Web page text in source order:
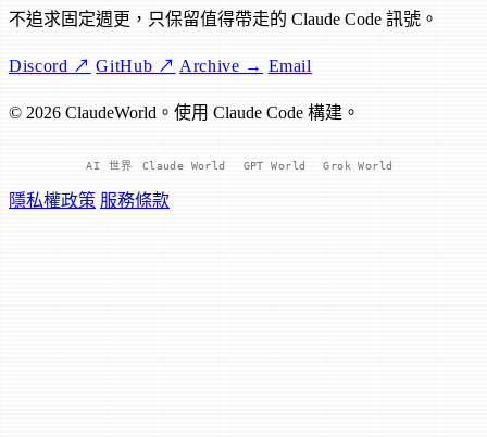
不追求固定週更，只保留值得帶走的 Claude Code 訊號。
Discord ↗ GitHub ↗ Archive → Email
© 2026 ClaudeWorld。使用 Claude Code 構建。
AI 世界 Claude World GPT World Grok World
隱私權政策 服務條款